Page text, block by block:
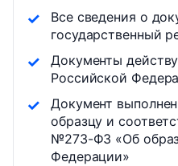
Все сведения о
государственный
Документы
Российской
Документ
образцу и
№273-ФЗ «Об
Федерации»